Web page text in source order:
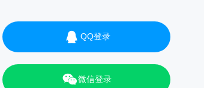
QQ登录
微信登录